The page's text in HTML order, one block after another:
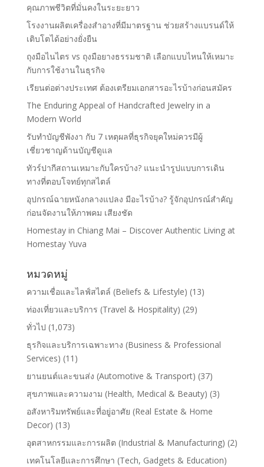
คุณภาพชีวิตที่มั่นคงในระยะยาว
โรงงานผลิตเครื่องสำอางที่มีมาตรฐาน ช่วยสร้างแบรนด์ให้
เติบโตได้อย่างยั่งยืน
ถุงมือไนไตร vs ถุงมือยางธรรมชาติ เลือกแบบไหนให้เหมาะ
กับการใช้งานในธุรกิจ
เรียนต่อต่างประเทศ ต้องเตรียมเอกสารอะไรบ้างก่อนสมัคร
The Enduring Appeal of Handcrafted Jewelry in a
Modern World
รับทำบัญชีพังงา กับ 7 เหตุผลที่ธุรกิจยุคใหม่ควรมีผู้
เชี่ยวชาญด้านบัญชีดูแล
ทัวร์ปากีสถานเหมาะกับใครบ้าง? แนะนำรูปแบบการเดิน
ทางที่ตอบโจทย์ทุกสไตล์
อุปกรณ์ฉายหนังกลางแปลง มีอะไรบ้าง? รู้จักอุปกรณ์สำคัญ
ก่อนจัดงานให้ภาพคม เสียงชัด
Homestay in Chiang Mai – Discover Authentic Living at
Homestay Yuva
หมวดหมู่
ความเชื่อและไลฟ์สไตล์ (Beliefs & Lifestyle) (13)
ท่องเที่ยวและบริการ (Travel & Hospitality) (29)
ทั่วไป (1,073)
ธุรกิจและบริการเฉพาะทาง (Business & Professional
Services) (11)
ยานยนต์และขนส่ง (Automotive & Transport) (37)
สุขภาพและความงาม (Health, Medical & Beauty) (3)
อสังหาริมทรัพย์และที่อยู่อาศัย (Real Estate & Home
Decor) (13)
อุตสาหกรรมและการผลิต (Industrial & Manufacturing) (2)
เทคโนโลยีและการศึกษา (Tech, Gadgets & Education)